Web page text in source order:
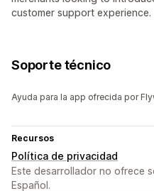
customer support experience.
Soporte técnico
Ayuda para la app ofrecida por
Recursos
Política de privacidad
Este desarrollador no ofrece
Español.